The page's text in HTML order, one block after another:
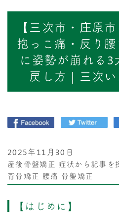
【三次市・庄原
抱っこ痛・反り
に姿勢が崩れる3
戻し方｜三次
2025年11月30日
産後骨盤矯正 症状から記事を
背骨矯正 腰痛 骨盤矯正
【はじめに】